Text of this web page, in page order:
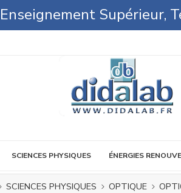
Supérieur,
SCIENCES PHYSIQUES ÉNERGIES
SCIENCES PHYSIQUES OPTIQUE